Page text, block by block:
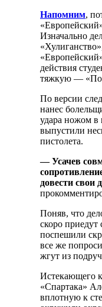
Напомним,
Изначально
действия
тяжкую —
По версии
нанес
удара ножом в
выпустили
пистолета.
— Усачев
довести свои
Поняв, что
скоро приедут
поспешили
все же
жгут из
Истекающего
«Спартака»
вплотную к